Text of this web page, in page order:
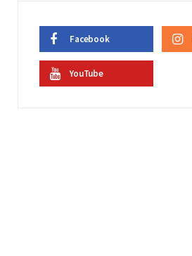
Facebook
YouTube